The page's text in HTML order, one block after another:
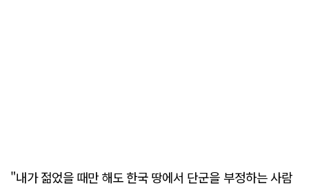
"내가 젊었을 때만 해도 한국 땅에서 단군을 부정하는 사람